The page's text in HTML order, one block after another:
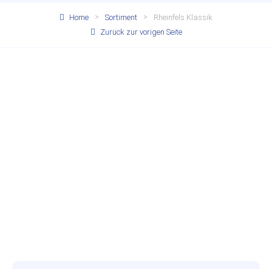
Home Sortiment
Rheinfels Klassik
Zurück zur vorigen Seite